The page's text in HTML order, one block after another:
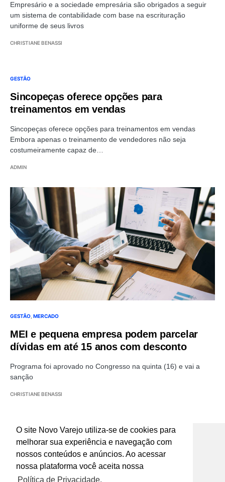
O site Novo Varejo utiliza-se de cookies para
melhorar sua experiência e navegação com
nossos conteúdos e anúncios. Ao acessar
nossa plataforma você aceita nossa
Política de Privacidade.
Empresário e a sociedade empresária são obrigados a seguir
um sistema de contabilidade com base na escrituração
uniforme de seus livros
CHRISTIANE BENASSI
GESTÃO
Sincopeças oferece opções para
treinamentos em vendas
Sincopeças oferece opções para treinamentos em vendas
Embora apenas o treinamento de vendedores não seja
costumeiramente capaz de…
ADMIN
GESTÃO MERCADO
MEI e pequena empresa podem parcelar
dívidas em até 15 anos com desconto
Programa foi aprovado no Congresso na quinta (16) e vai a
sanção
CHRISTIANE BENASSI